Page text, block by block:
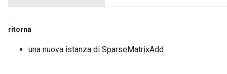
ritorna
una nuova istanza di SparseMatrixAdd